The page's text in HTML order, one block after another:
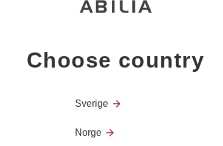
viderevarsle fra
Typiske
Choose country
Sverige
Norge